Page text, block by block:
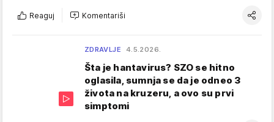
Reaguj Komentariši
ZDRAVLJE 4.5.2026.
Šta je hantavirus? SZO se hitno
oglasila, sumnja se da je odneo 3
života na kruzeru, a ovo su prvi
simptomi